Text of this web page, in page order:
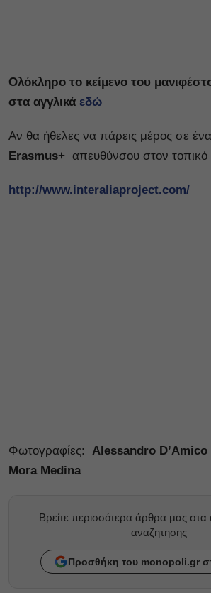
Ολόκληρο το κείμενο του
στα αγγλικά εδώ
Αν θα ήθελες να πάρεις μέρος σε
Erasmus+ απευθύνσου στον
http://www.interaliaproject.com/
Φωτογραφίες: Alessandro D’Amico
Mora Medina
Βρείτε περισσότερα άρθρα μας
αναζητησης
Προσθήκη του monopoli.gr